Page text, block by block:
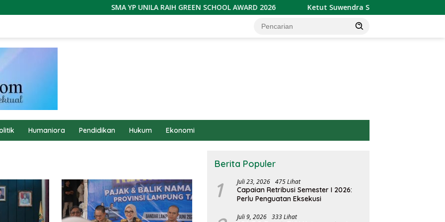
SMA YP UNILA RAIH GREEN SCHOOL AWARD 2026 Ketut Suwendra Soroti Kapasitas
Humaniora Pendidikan Hukum Ekonomi
Berita Populer
1 Juli 23, 2026 475 Lihat
Capaian Retribusi Semester I 2026:
Perlu Penguatan Eksekusi
Juli 9, 2026 333 Lihat